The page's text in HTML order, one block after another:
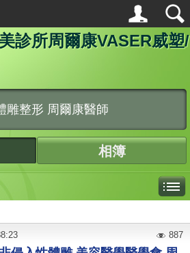
診所周爾康VASER威塑/
雕整形 周爾康醫師
相簿
887